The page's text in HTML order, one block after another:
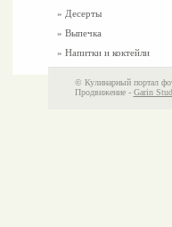
» Десерты
» Выпечка
» Напитки и коктейли
© Кулинарный портал
Продвижение - Garin